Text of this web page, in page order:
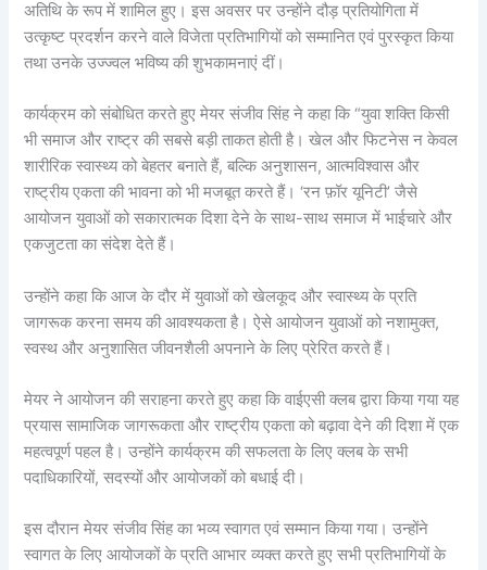
अतिथि के रूप में शामिल हुए। इस अवसर पर उन्होंने दौड़ प्रतियोगिता में
उत्कृष्ट प्रदर्शन करने वाले विजेता प्रतिभागियों को सम्मानित एवं पुरस्कृत किया
तथा उनके उज्ज्वल भविष्य की शुभकामनाएं दीं।
कार्यक्रम को संबोधित करते हुए मेयर संजीव सिंह ने कहा कि “युवा शक्ति किसी
भी समाज और राष्ट्र की सबसे बड़ी ताकत होती है। खेल और फिटनेस न केवल
शारीरिक स्वास्थ्य को बेहतर बनाते हैं, बल्कि अनुशासन, आत्मविश्वास और
राष्ट्रीय एकता की भावना को भी मजबूत करते हैं। ‘रन फ़ॉर यूनिटी’ जैसे
आयोजन युवाओं को सकारात्मक दिशा देने के साथ-साथ समाज में भाईचारे और
एकजुटता का संदेश देते हैं।
उन्होंने कहा कि आज के दौर में युवाओं को खेलकूद और स्वास्थ्य के प्रति
जागरूक करना समय की आवश्यकता है। ऐसे आयोजन युवाओं को नशामुक्त,
स्वस्थ और अनुशासित जीवनशैली अपनाने के लिए प्रेरित करते हैं।
मेयर ने आयोजन की सराहना करते हुए कहा कि वाईएसी क्लब द्वारा किया गया यह
प्रयास सामाजिक जागरूकता और राष्ट्रीय एकता को बढ़ावा देने की दिशा में एक
महत्वपूर्ण पहल है। उन्होंने कार्यक्रम की सफलता के लिए क्लब के सभी
पदाधिकारियों, सदस्यों और आयोजकों को बधाई दी।
इस दौरान मेयर संजीव सिंह का भव्य स्वागत एवं सम्मान किया गया। उन्होंने
स्वागत के लिए आयोजकों के प्रति आभार व्यक्त करते हुए सभी प्रतिभागियों के